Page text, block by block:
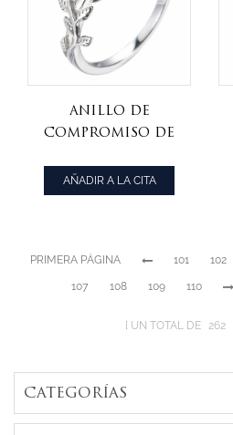
Anillo de
compromiso de
925 chapado en
rodio
AÑADIR A LA CITA
PRIMERA PÁGINA 101 102
107 108 109 110
UN TOTAL DE 262
CATEGORÍAS